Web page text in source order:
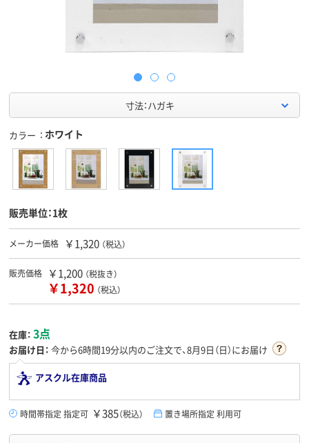
寸法：ハガキ
カラー ホワイト
販売単位：1枚
メーカー価格 ￥1,320 （税込）
販売価格 ￥1,200 （税抜き）
￥1,320 （税込）
在庫： 3点
お届け日： 今から6時間19分以内のご注文で、8月9日（日）にお届け
アスクル在庫商品
時間帯指定 指定可 ￥385（税込） 置き場所指定 利用可